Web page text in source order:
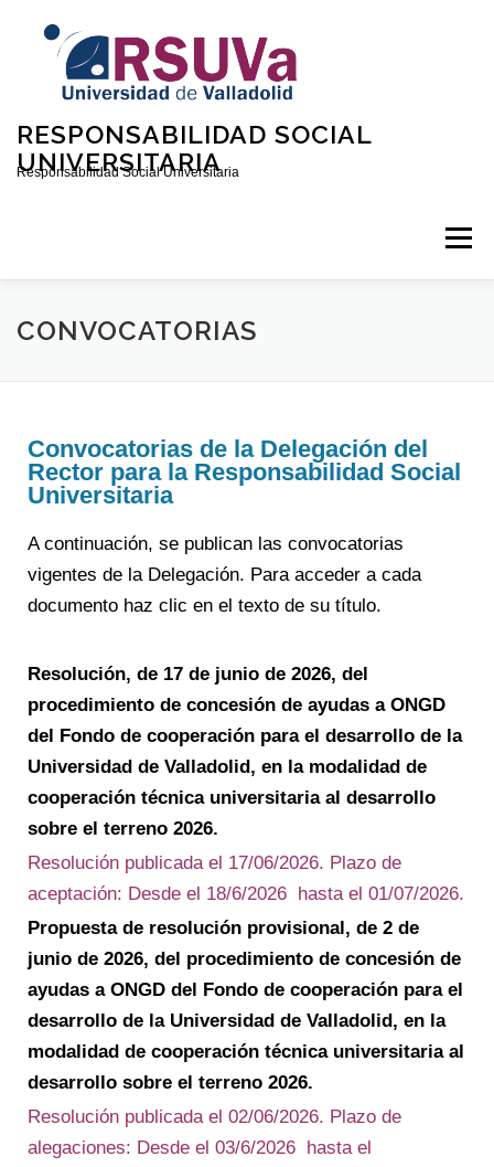
RESPONSABILIDAD SOCIAL
UNIVERSITARIA
Responsabilidad Social Universitaria
Menú
INICIO QUIÉNES SOMOS
DOCUMENTOS SOBRE RSU EN LA UVA
CONVOCATORIAS
Convocatorias de la Delegación del
Rector para la Responsabilidad Social
Universitaria
A continuación, se publican las convocatorias
vigentes de la Delegación. Para acceder a cada
documento haz clic en el texto de su título.
Resolución, de 17 de junio de 2026, del
procedimiento de concesión de ayudas a ONGD
del Fondo de cooperación para el desarrollo de la
Universidad de Valladolid, en la modalidad de
cooperación técnica universitaria al desarrollo
sobre el terreno 2026.
Resolución publicada el 17/06/2026. Plazo de
aceptación: Desde el 18/6/2026 hasta el 01/07/2026.
Propuesta de resolución provisional, de 2 de
junio de 2026, del procedimiento de concesión de
ayudas a ONGD del Fondo de cooperación para el
desarrollo de la Universidad de Valladolid, en la
modalidad de cooperación técnica universitaria al
desarrollo sobre el terreno 2026.
Resolución publicada el 02/06/2026. Plazo de
alegaciones: Desde el 03/6/2026 hasta el